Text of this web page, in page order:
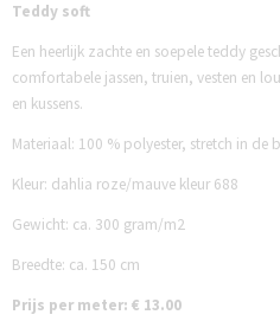
Teddy soft
Een heerlijk zachte en soepele teddy
comfortabele jassen, truien, vesten en
en kussens.
Materiaal: 100 % polyester, stretch in
Kleur: dahlia roze/mauve kleur 688
Gewicht: ca. 300 gram/m2
Breedte: ca. 150 cm
Prijs per meter: € 13.00